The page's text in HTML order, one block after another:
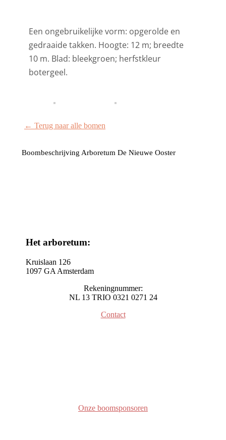
Een ongebruikelijke vorm: opgerolde en
gedraaide takken. Hoogte: 12 m; breedte
10 m. Blad: bleekgroen; herfstkleur
botergeel.
← Terug naar alle bomen
Boombeschrijving Arboretum De Nieuwe Ooster
Het arboretum:
Kruislaan 126
1097 GA Amsterdam
Rekeningnummer:
NL 13 TRIO 0321 0271 24
Contact
Onze boomsponsoren